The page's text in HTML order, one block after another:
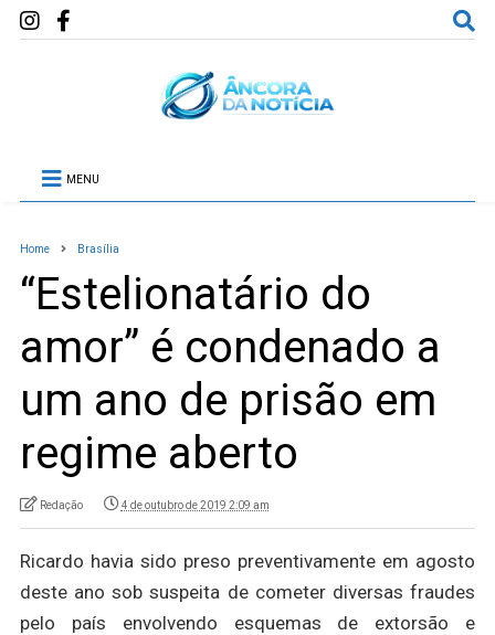
MENU
Home Brasília
“Estelionatário do
amor” é condenado a
um ano de prisão em
regime aberto
Redação 4 de outubro de 2019 2:09 am
Ricardo havia sido preso preventivamente em agosto
deste ano sob suspeita de cometer diversas fraudes
pelo país envolvendo esquemas de extorsão e